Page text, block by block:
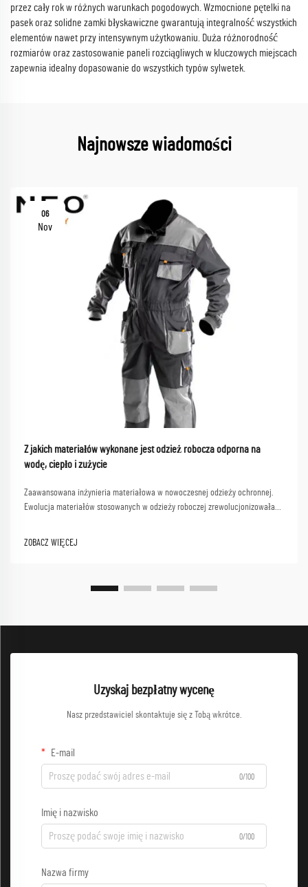
przez cały rok w różnych warunkach pogodowych. Wzmocnione pętelki na
pasek oraz solidne zamki błyskawiczne gwarantują integralność wszystkich
elementów nawet przy intensywnym użytkowaniu. Duża różnorodność
rozmiarów oraz zastosowanie paneli rozciągliwych w kluczowych miejscach
zapewnia idealny dopasowanie do wszystkich typów sylwetek.
Najnowsze wiadomości
06
Nov
Z jakich materiałów wykonane jest odzież robocza odporna na
wodę, ciepło i zużycie
Zaawansowana inżynieria materiałowa w nowoczesnej odzieży ochronnej.
Ewolucja materiałów stosowanych w odzieży roboczej zrewolucjonizowała
partner w zakresie odzieży roboczej...
ZOBACZ WIĘCEJ
Uzyskaj bezpłatny wycenę
Nasz przedstawiciel skontaktuje się z Tobą wkrótce.
E-mail
0/100
Imię i nazwisko
0/100
Nazwa firmy